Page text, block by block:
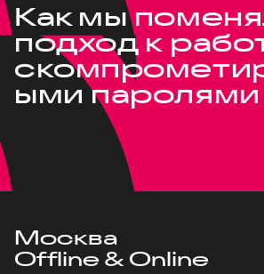
Как мы
подход к
ыми паролями
Москва
Offline & Online